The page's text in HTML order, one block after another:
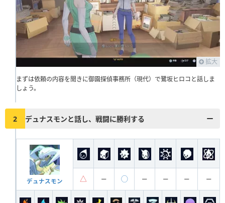
拡大
まずは依頼の内容を聞きに御園探偵事務所（現代）で鷺坂ヒロコと話しま
しょう。
2 デュナスモンと話し、戦闘に勝利する
デュナスモン △ ー ◯ ー ー ー ー